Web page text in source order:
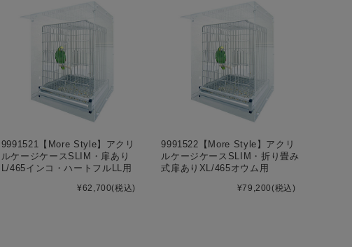
9991521【More Style】アクリ
ルケージケースSLIM・扉あり
L/465インコ・ハートフルLL用
¥62,700(税込)
9991522【More Style】アクリ
ルケージケースSLIM・折り畳み
式扉ありXL/465オウム用
¥79,200(税込)